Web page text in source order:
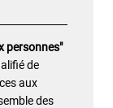
personnes"
de
aux
des